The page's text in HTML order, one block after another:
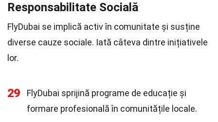
Responsabilitate Socială
FlyDubai se implică activ în comunitate și susține
diverse cauze sociale. Iată câteva dintre inițiativele
lor.
29
FlyDubai sprijină programe de educație și
formare profesională în comunitățile locale.